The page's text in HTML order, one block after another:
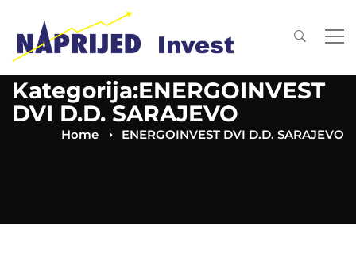
Kategorija:ENERGOINVEST
DVI D.D. SARAJEVO
Home ENERGOINVEST DVI D.D. SARAJEVO